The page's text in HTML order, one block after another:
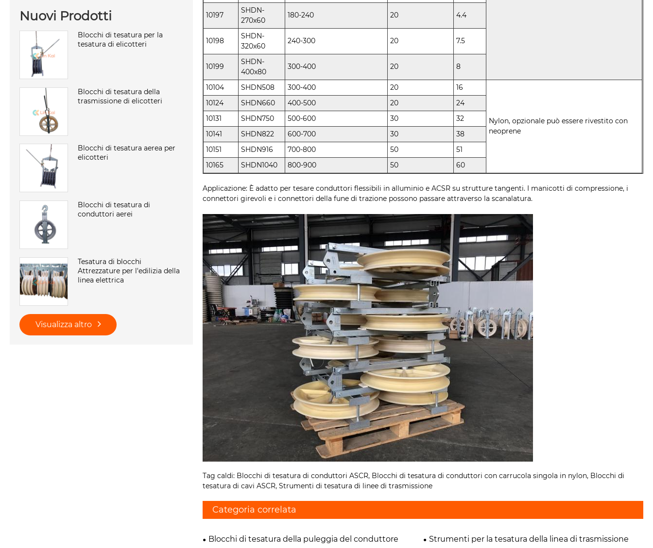
Nuovi Prodotti
Blocchi di tesatura per la
tesatura di elicotteri
Blocchi di tesatura della
trasmissione di elicotteri
Blocchi di tesatura aerea per
elicotteri
Blocchi di tesatura di
conduttori aerei
Tesatura di blocchi
Attrezzature per l'edilizia della
linea elettrica
Visualizza altro
10197
SHDN-
270x60
180-240 20 4.4
10198
SHDN-
320x60
240-300 20 7.5
10199
SHDN-
400x80
300-400 20 8
10104 SHDN508 300-400 20 16
Nylon, opzionale può essere rivestito con
neoprene
10124 SHDN660 400-500 20
24
10131
SHDN750 500-600 30
32
10141
SHDN822 600-700 30
38
10151
SHDN916 700-800 50
51
10165
SHDN1040 800-900 50 60
Applicazione: È adatto per tesare conduttori flessibili in alluminio e ACSR su strutture tangenti. I manicotti di compressione, i
connettori girevoli e i connettori della fune di trazione possono passare attraverso la scanalatura.
Tag caldi: Blocchi di tesatura di conduttori ASCR, Blocchi di tesatura di conduttori con carrucola singola in nylon, Blocchi di
tesatura di cavi ASCR, Strumenti di tesatura di linee di trasmissione
Categoria correlata
Blocchi di tesatura della puleggia del conduttore Strumenti per la tesatura della linea di trasmissione